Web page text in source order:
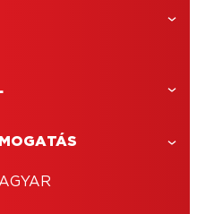
Precíziós
Precíziós egy
ellátott univerzális
elérhető